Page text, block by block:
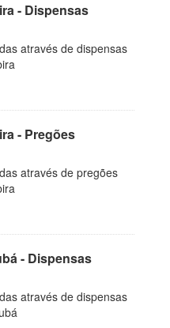
- Dispensas
através de dispensas
- Pregões
através de pregões
- Dispensas
através de dispensas